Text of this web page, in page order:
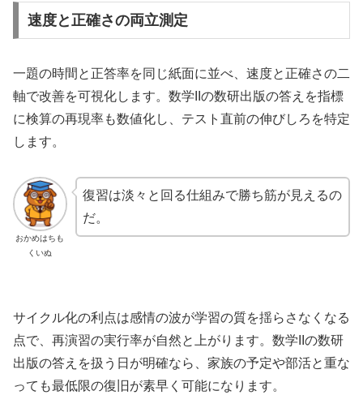
速度と正確さの両立測定
一題の時間と正答率を同じ紙面に並べ、速度と正確さの二
軸で改善を可視化します。数学IIの数研出版の答えを指標
に検算の再現率も数値化し、テスト直前の伸びしろを特定
します。
おかめはちも
くいぬ
復習は淡々と回る仕組みで勝ち筋が見えるの
だ。
サイクル化の利点は感情の波が学習の質を揺らさなくなる
点で、再演習の実行率が自然と上がります。数学IIの数研
出版の答えを扱う日が明確なら、家族の予定や部活と重な
っても最低限の復旧が素早く可能になります。